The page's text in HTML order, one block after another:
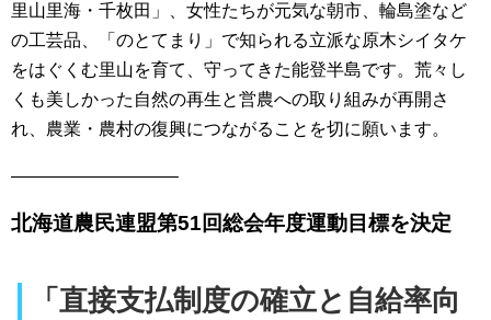
里山里海・千枚田」、女性たちが元気な朝市、輪島塗など
の工芸品、「のとてまり」で知られる立派な原木シイタケ
をはぐくむ里山を育て、守ってきた能登半島です。荒々し
くも美しかった自然の再生と営農への取り組みが再開さ
れ、農業・農村の復興につながることを切に願います。
—————————–
北海道農民連盟第51回総会年度運動目標を決定
「直接支払制度の確立と自給率向